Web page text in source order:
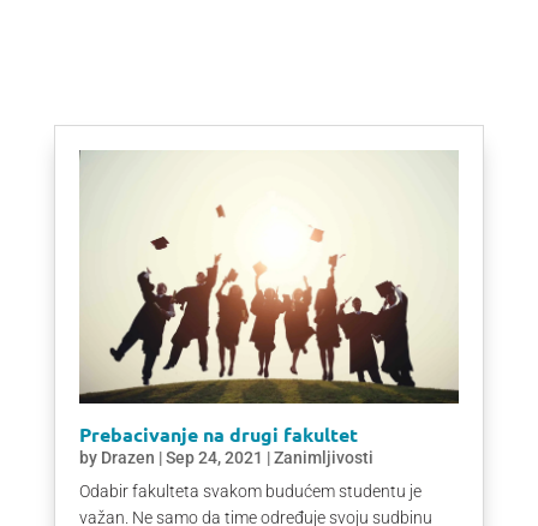
Prebacivanje na drugi fakultet
by Drazen |Sep 24, 2021 |Zanimljivosti
Odabir fakulteta svakom budućem studentu je
važan. Ne samo da time određuje svoju sudbinu